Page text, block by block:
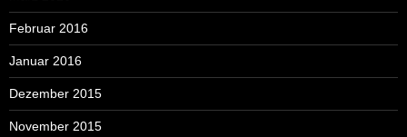
Februar 2016
Januar 2016
Dezember 2015
November 2015